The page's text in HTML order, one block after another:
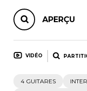
APERÇU
VIDÉO
4 GUITARES